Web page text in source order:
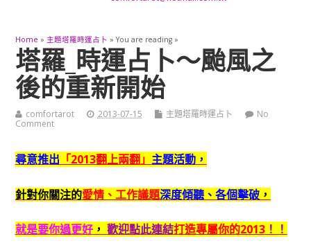
Home » 主題塔羅時運占卜 » You are reading »
塔羅_時運占卜～颱風之
後的重新開始
comfortarot 2013-07-15 主題塔羅時運占卜
No
Comment
尋意推出 「2013翻上兩翻」 主題活動，
針對你關注的愛情、工作議題深度傾聽、各個擊破，
就是要你過更好， 歡迎點此連結打造專屬你的2013！！